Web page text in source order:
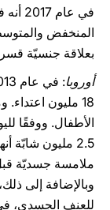
بعلاقة جنسيّة
أوروبا
2.5 مليون